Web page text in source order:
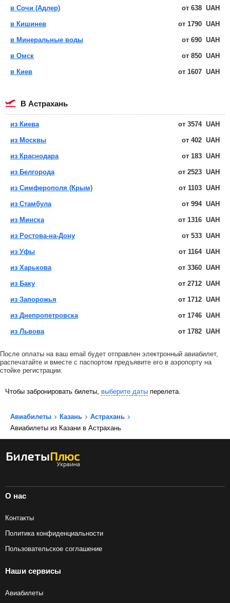
в Сочи (Адлер) от 638 UAH
в Кишинев от 1790 UAH
в Минеральные воды от 690 UAH
в Омск от 850 UAH
в Киев от 1607 UAH
в Астрахань
из Киева от 3574 UAH
из Москвы от 402 UAH
из Краснодара от 183 UAH
из Белгорода от 2523 UAH
из Симферополя (Крым) от 1103 UAH
из Стамбула от 994 UAH
из Минска от 1316 UAH
из Ростова-на-Дону от 533 UAH
из Уфы от 1164 UAH
из Харькова от 3360 UAH
из Баку от 2712 UAH
из Запорожья от 1712 UAH
из Днепропетровска от 1746 UAH
из Львова от 1782 UAH
После оплаты на ваш email будет отправлен электронный авиабилет,
распечатайте и вместе с паспортом предъявите его в аэропорту на
стойке регистрации.
Чтобы забронировать билеты, выберите даты перелета.
Авиабилеты Казань
Астрахань
Авиабилеты из Казани в Астрахань
О нас
Контакты
Политика конфиденциальности
Пользовательское соглашение
Наши сервисы
Авиабилеты